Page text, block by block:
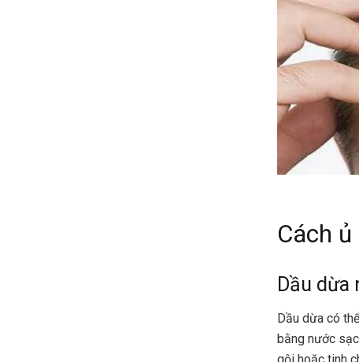
Cách
Dầu dừa
Dầu dừa có
bằng nước
gội hoặc tinh